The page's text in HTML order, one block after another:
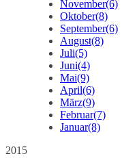
November(6)
Oktober(8)
September(6)
August(8)
Juli(5)
Juni(4)
Mai(9)
April(6)
März(9)
Februar(7)
Januar(8)
2015